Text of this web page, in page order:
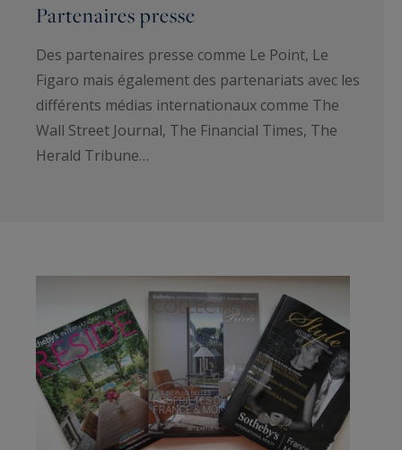
Partenaires presse
Des partenaires presse comme Le Point, Le
Figaro mais également des partenariats avec les
différents médias internationaux comme The
Wall Street Journal, The Financial Times, The
Herald Tribune…